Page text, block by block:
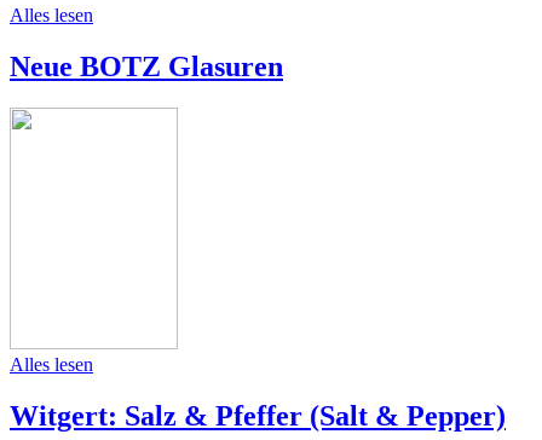
Alles lesen
Neue BOTZ Glasuren
Alles lesen
Witgert: Salz & Pfeffer (Salt & Pepper)